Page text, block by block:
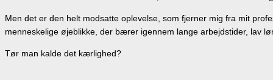
Men det er den helt modsatte oplevelse, som fjerner mig fra mit
menneskelige øjeblikke, der bærer igennem lange arbejdstider, lav
Tør man kalde det kærlighed?